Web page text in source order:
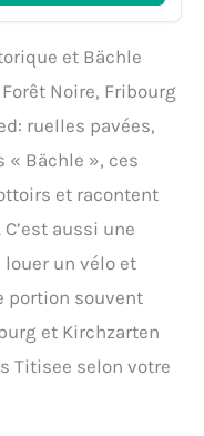
et Bächle
Noire, Fribourg
ruelles pavées,
Bächle », ces
et racontent
aussi une
louer un vélo et
portion souvent
et Kirchzarten
Titisee selon votre